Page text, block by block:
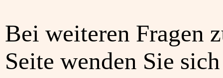
Bei weiteren Fragen
Seite wenden Sie